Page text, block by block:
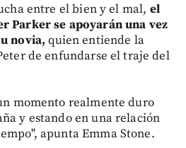
entre el bien y el mal, el
Parker se apoyarán una vez
novia, quien entiende la
de enfundarse el traje del
momento realmente duro
y estando en una relación
apunta Emma Stone.